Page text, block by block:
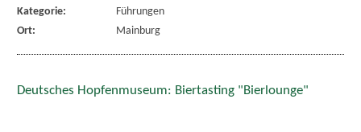
Kategorie:
Führungen
Ort:
Mainburg
Deutsches Hopfenmuseum: Biertasting "Bierlounge"